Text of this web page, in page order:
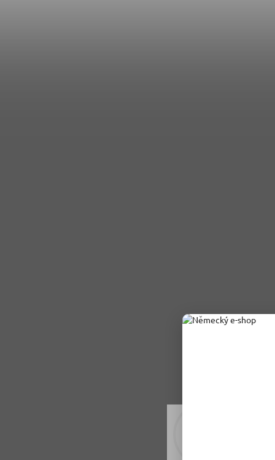
Rádi vám
tomu soubory